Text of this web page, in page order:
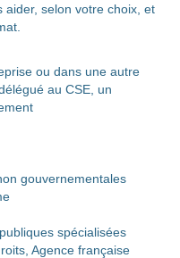
aider, selon votre choix, et
ou dans une autre
au CSE, un
gouvernementales
spécialisées
Agence française